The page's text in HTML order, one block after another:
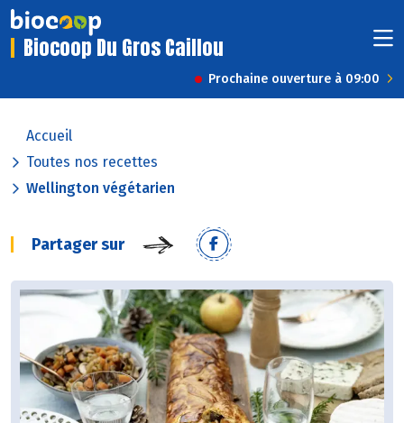
Biocoop Du Gros Caillou
Prochaine ouverture à 09:00
Accueil
Toutes nos recettes
Wellington végétarien
Partager sur